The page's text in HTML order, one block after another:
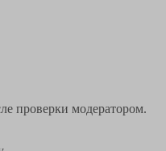
проверки модератором.